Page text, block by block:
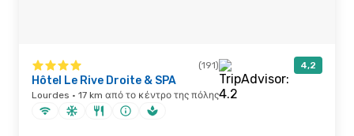
(191) 4,2
Hôtel Le Rive Droite & SPA
Lourdes · 17 km από το κέντρο της πόλης